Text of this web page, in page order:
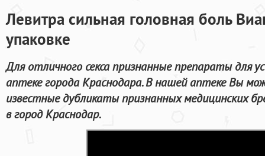
Левитра сильная головная боль
упаковке
Для отличного секса признанные препараты для
аптеке города Краснодара. В нашей аптеке Вы
известные дубликаты признанных медицинских
в город Краснодар.